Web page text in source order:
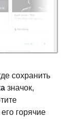
сохранить
значок,
горячие